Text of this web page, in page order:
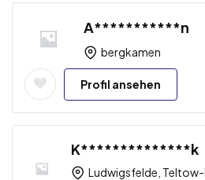
A***********n
bergkamen
Profil ansehen
K**************k
Ludwigsfelde, Teltow-